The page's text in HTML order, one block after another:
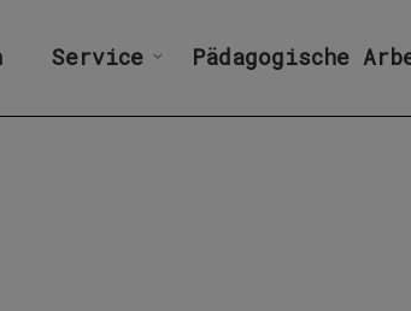
Service Pädagogische